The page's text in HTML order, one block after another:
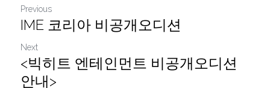
Previous
IME 코리아 비공개오디션
Next
<빅히트 엔테인먼트 비공개오디션
안내>